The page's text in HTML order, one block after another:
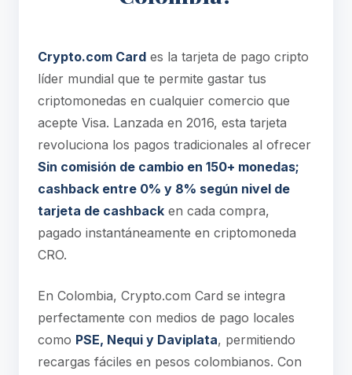
Crypto.com Card es la tarjeta de pago cripto
líder mundial que te permite gastar tus
criptomonedas en cualquier comercio que
acepte Visa. Lanzada en 2016, esta tarjeta
revoluciona los pagos tradicionales al ofrecer
Sin comisión de cambio en 150+ monedas;
cashback entre 0% y 8% según nivel de
tarjeta de cashback en cada compra,
pagado instantáneamente en criptomoneda
CRO.
En Colombia, Crypto.com Card se integra
perfectamente con medios de pago locales
como PSE, Nequi y Daviplata, permitiendo
recargas fáciles en pesos colombianos. Con